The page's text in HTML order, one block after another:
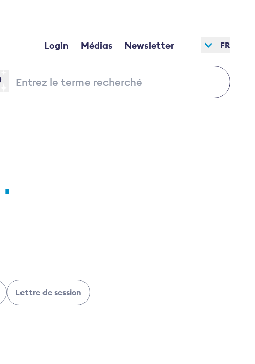
Login Médias Newsletter FR
Lettre de session